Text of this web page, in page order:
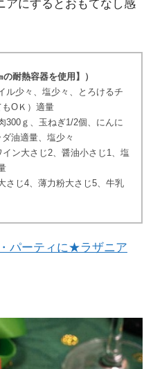
アにするとおもてなし感
耐熱容器を使用】）
ル少々、塩少々、とろけるチ
OＫ）適量
300ｇ、玉ねぎ1/2個、にんに
油適量、塩少々
ン大さじ2、醤油小さじ1、塩
さじ4、薄力粉大さじ5、牛乳
パーティに★ラザニア